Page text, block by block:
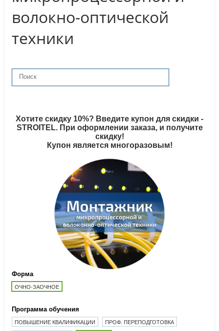
волокно-оптической
техники
Хотите скидку 10%? Введите купон для скидки -
STROITEL. При оформлении заказа, и получите
скидку!
Купон является многоразовым!
Форма
ОЧНО-ЗАОЧНОЕ
Программа обучения
ПОВЫШЕНИЕ КВАЛИФИКАЦИИ
ПРОФ. ПЕРЕПОДГОТОВКА